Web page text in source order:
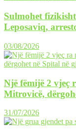
Sulmohet
Leposaviq,
03/08/2026
Një fëmijë 2 vjeç
Mitrovicë,
31/07/2026